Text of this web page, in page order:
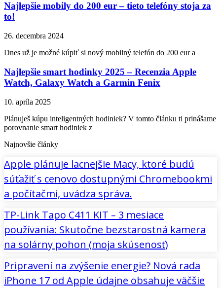
Najlepšie mobily do 200 eur – tieto telefóny stoja za
to!
26. decembra 2024
Dnes už je možné kúpiť si nový mobilný telefón do 200 eur a
Najlepšie smart hodinky 2025 – Recenzia Apple
Watch, Galaxy Watch a Garmin Fenix
10. apríla 2025
Plánuješ kúpu inteligentných hodiniek? V tomto článku ti prinášame
porovnanie smart hodiniek z
Najnovšie články
Apple plánuje lacnejšie Macy, ktoré budú
súťažiť s cenovo dostupnými Chromebookmi
a počítačmi, uvádza správa.
TP-Link Tapo C411 KIT – 3 mesiace
používania: Skutočne bezstarostná kamera
na solárny pohon (moja skúsenosť)
Pripravení na zvýšenie energie? Nová rada
iPhone 17 od Apple údajne obsahuje väčšie